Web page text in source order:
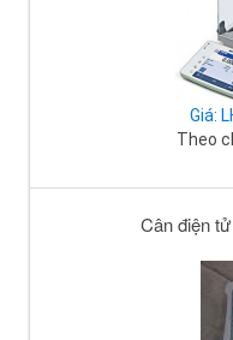
Giá:
Theo
Cân điện